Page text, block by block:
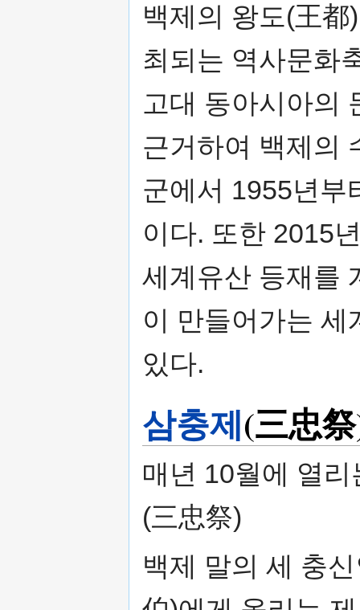
백제의 왕도(王
최되는 역사문화
고대 동아시아의
근거하여 백제의
군에서 1955년부
이다. 또한 2015
세계유산 등재를
이 만들어가는
있다.
삼충제(三忠
매년 10월에 열
(三忠祭)
백제 말의 세 충